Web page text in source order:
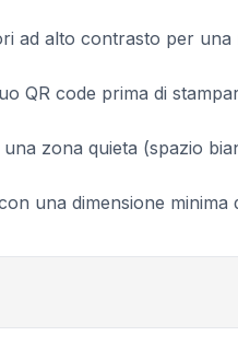
ad alto contrasto per una
QR code prima di
una zona quieta (spazio
una dimensione minima